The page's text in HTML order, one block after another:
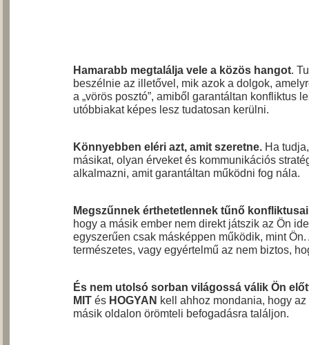
Hamarabb megtalálja vele a közös hangot.
beszélnie az illetővel, mik azok a dolgok,
a „vörös posztó”, amiből garantáltan konfliktus
utóbbiakat képes lesz tudatosan kerülni.
Könnyebben eléri azt, amit szeretne. Ha
másikat, olyan érveket és kommunikációs
alkalmazni, amit garantáltan működni fog nála.
Megszűnnek érthetetlennek tűnő
hogy a másik ember nem direkt játszik az Ön
egyszerűen csak másképpen működik, mint
természetes, vagy egyértelmű az nem biztos,
És nem utolsó sorban világossá válik Ön
MITés HOGYAN kell ahhoz mondania, hogy
másik oldalon örömteli befogadásra találjon.